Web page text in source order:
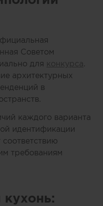
Советом
для конкурса
архитектурных
в
каждого варианта
идентификации
соответствию
требованиям